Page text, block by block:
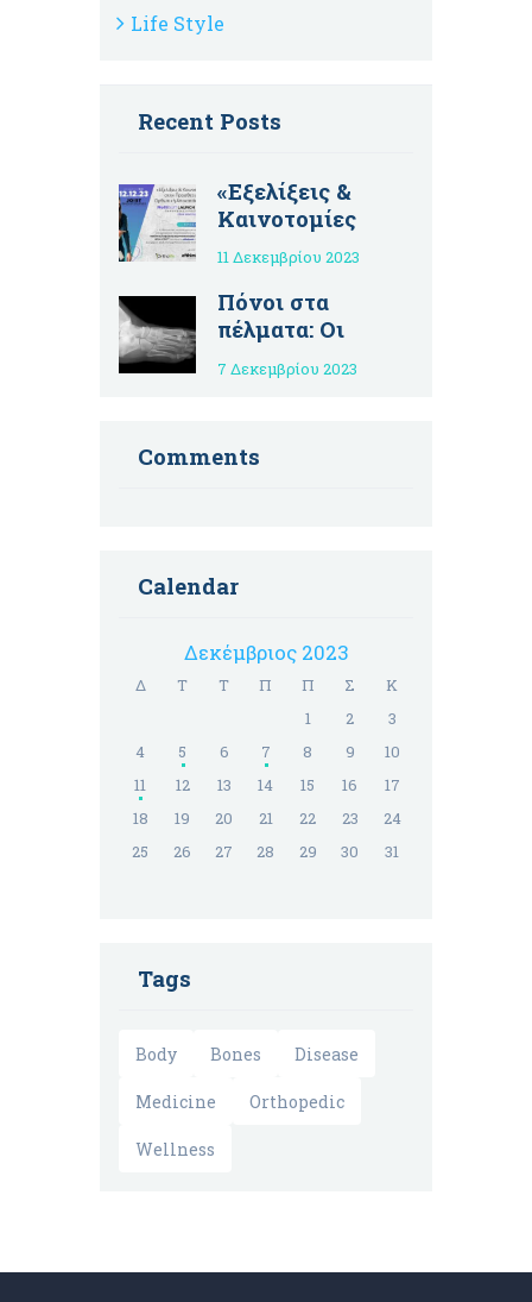
Life Style
Recent Posts
«Εξελίξεις &
Καινοτομίες
στην Προσθετική
& Ορθωτική
Αποκατάσταση»
– Εκδήλωση
προϊόντος
11 Δεκεμβρίου 2023
Πόνοι στα
πέλματα: Οι
κοινές αιτίες και
πώς
7 Δεκεμβρίου 2023
Comments
Calendar
Δεκέμβριος 2023
Δ Τ Τ Π Π Σ
Κ
1
2
3
4
5 6 7 8 9
10
11
12 13 14 15 16
17
18
19 20 21 22 23
24
25
26 27 28 29 30 31
Tags
Body Bones Disease
Medicine Orthopedic
Wellness